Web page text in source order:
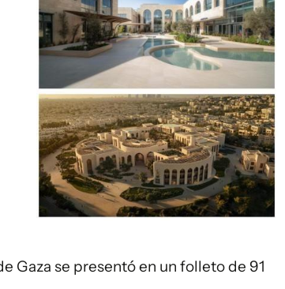
Gaza se presentó en un folleto de 91